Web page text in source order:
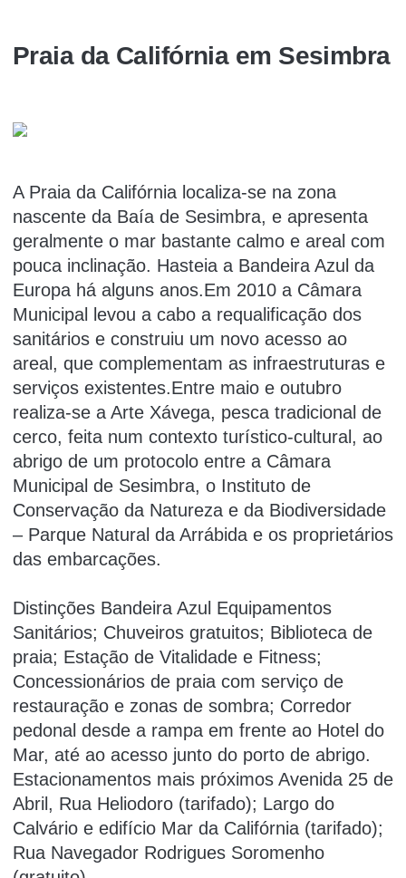
Praia da Califórnia em Sesimbra
A Praia da Califórnia localiza-se na zona
nascente da Baía de Sesimbra, e apresenta
geralmente o mar bastante calmo e areal com
pouca inclinação. Hasteia a Bandeira Azul da
Europa há alguns anos.Em 2010 a Câmara
Municipal levou a cabo a requalificação dos
sanitários e construiu um novo acesso ao
areal, que complementam as infraestruturas e
serviços existentes.Entre maio e outubro
realiza-se a Arte Xávega, pesca tradicional de
cerco, feita num contexto turístico-cultural, ao
abrigo de um protocolo entre a Câmara
Municipal de Sesimbra, o Instituto de
Conservação da Natureza e da Biodiversidade
– Parque Natural da Arrábida e os proprietários
das embarcações.
Distinções Bandeira Azul Equipamentos
Sanitários; Chuveiros gratuitos; Biblioteca de
praia; Estação de Vitalidade e Fitness;
Concessionários de praia com serviço de
restauração e zonas de sombra; Corredor
pedonal desde a rampa em frente ao Hotel do
Mar, até ao acesso junto do porto de abrigo.
Estacionamentos mais próximos Avenida 25 de
Abril, Rua Heliodoro (tarifado); Largo do
Calvário e edifício Mar da Califórnia (tarifado);
Rua Navegador Rodrigues Soromenho